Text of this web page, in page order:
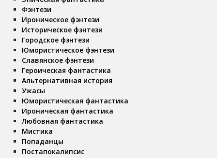
Фэнтези
Ироническое фэнтези
Историческое фэнтези
Городское фэнтези
Юмористическое фэнтези
Славянское фэнтези
Героическая фантастика
Альтернативная история
Ужасы
Юмористическая фантастика
Ироническая фантастика
Любовная фантастика
Мистика
Попаданцы
Постапокалипсис